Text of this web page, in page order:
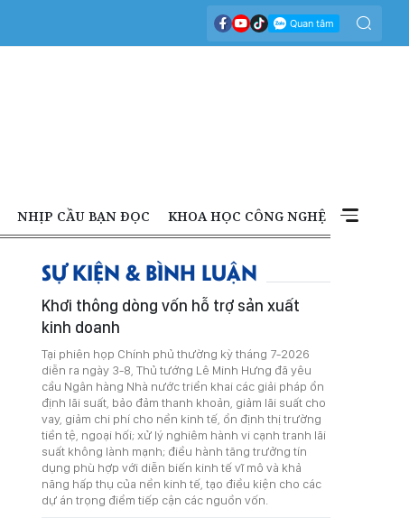
NHỊP CẦU BẠN ĐỌC KHOA HỌC CÔNG NGHỆ
SỰ KIỆN & BÌNH LUẬN
Khơi thông dòng vốn hỗ trợ sản xuất
kinh doanh
Tại phiên họp Chính phủ thường kỳ tháng 7-2026
diễn ra ngày 3-8, Thủ tướng Lê Minh Hưng đã yêu
cầu Ngân hàng Nhà nước triển khai các giải pháp ổn
định lãi suất, bảo đảm thanh khoản, giảm lãi suất cho
vay, giảm chi phí cho nền kinh tế, ổn định thị trường
tiền tệ, ngoại hối; xử lý nghiêm hành vi cạnh tranh lãi
suất không lành mạnh; điều hành tăng trưởng tín
dụng phù hợp với diễn biến kinh tế vĩ mô và khả
năng hấp thụ của nền kinh tế, tạo điều kiện cho các
dự án trọng điểm tiếp cận các nguồn vốn.